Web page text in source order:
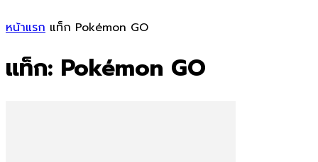
หน้าแรก แท็ก Pokémon GO
แท็ก: Pokémon GO